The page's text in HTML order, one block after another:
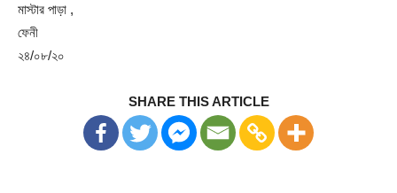
মাস্টার পাড়া ,
ফেনী
২৪/০৮/২০
SHARE THIS ARTICLE